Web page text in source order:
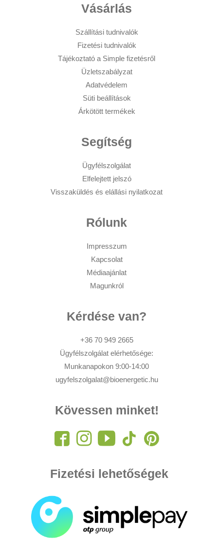
Vásárlás
Szállítási tudnivalók
Fizetési tudnivalók
Tájékoztató a Simple fizetésről
Üzletszabályzat
Adatvédelem
Süti beállítások
Árkötött termékek
Segítség
Ügyfélszolgálat
Elfelejtett jelszó
Visszaküldés és elállási nyilatkozat
Rólunk
Impresszum
Kapcsolat
Médiaajánlat
Magunkról
Kérdése van?
+36 70 949 2665
Ügyfélszolgálat elérhetősége:
Munkanapokon 9:00-14:00
ugyfelszolgalat@bioenergetic.hu
Kövessen minket!
Fizetési lehetőségek